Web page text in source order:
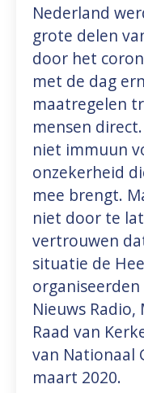
Nederland
grote delen
door het
met de dag
maatregelen
mensen
niet immuun
onzekerheid
mee brengt.
niet door te
vertrouwen
situatie de
Nieuws
Raad van
van Nationaal
maart 2020.